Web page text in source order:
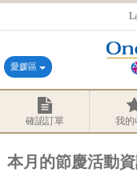
愛媛區
確認訂單 我的
本月的節慶活動